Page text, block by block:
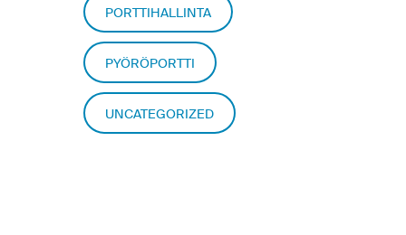
PORTTIHALLINTA
PYÖRÖPORTTI
UNCATEGORIZED